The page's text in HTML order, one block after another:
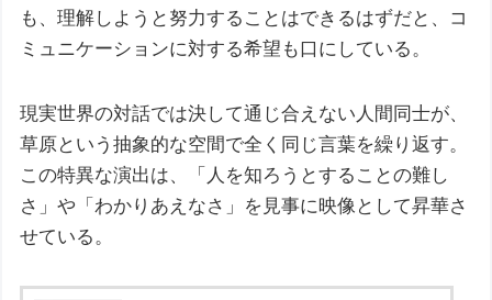
も、理解しようと努力することはできるはずだと、コ
ミュニケーションに対する希望も口にしている。
現実世界の対話では決して通じ合えない人間同士が、
草原という抽象的な空間で全く同じ言葉を繰り返す。
この特異な演出は、「人を知ろうとすることの難し
さ」や「わかりあえなさ」を見事に映像として昇華さ
せている。